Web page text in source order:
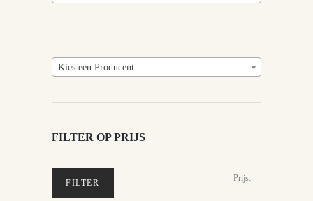
Kies een Producent
FILTER OP PRIJS
Min.
Max.
FILTER Prijs: —